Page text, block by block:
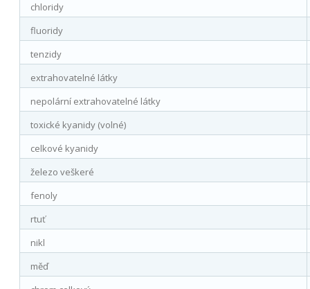
chloridy
fluoridy
tenzidy
extrahovatelné látky
nepolární extrahovatelné látky
toxické kyanidy (volné)
celkové kyanidy
železo veškeré
fenoly
rtuť
nikl
měď